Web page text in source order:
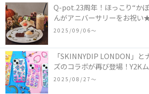
Q-pot.23周年！ほっこり“か
んがアニバーサリーをお祝い
ーキアクセサリー」が新発売
「かぼちゃのオバケーキプレ
2025/09/06〜
「SKINNYDIP LONDON」と
ズのコラボが再び登場！Y2K
作コレクションを発売♪
2025/08/27〜